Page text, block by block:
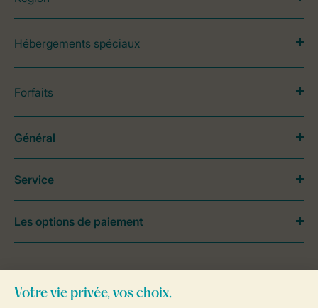
Hébergements spéciaux
Forfaits
Général
Service
Les options de paiement